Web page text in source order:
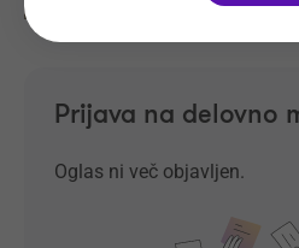
Prijava na delovno
Oglas ni več objavljen.